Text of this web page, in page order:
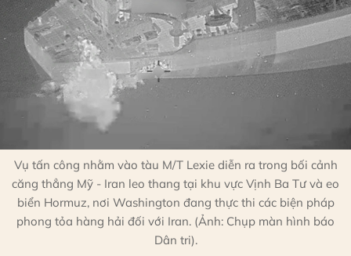
Vụ tấn công nhằm vào tàu M/T Lexie diễn ra trong bối cảnh
căng thẳng Mỹ - Iran leo thang tại khu vực Vịnh Ba Tư và eo
biển Hormuz, nơi Washington đang thực thi các biện pháp
phong tỏa hàng hải đối với Iran. (Ảnh: Chụp màn hình báo
Dân tri).